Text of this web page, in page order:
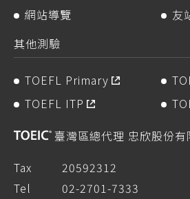
網站導覽
友
其他測驗
TOEFL Primary
TOEFL ITP
臺灣區總代理 忠欣股份有
Tax
20592312
Tel
02-2701-7333